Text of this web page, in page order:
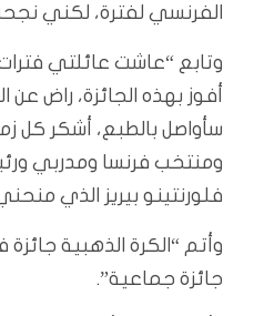
الفرنسي لفترة، لكني
وتابع “عاشت عائلتي
أفوز بهذه الجائزة، راض
سأواصل بالطبع، أشكر كل
ومنتخب فرنسا ومدربي
فلورنتينو بيريز الذي
وأتم “الكرة الذهبية جائزة
جائزة جماعية”.